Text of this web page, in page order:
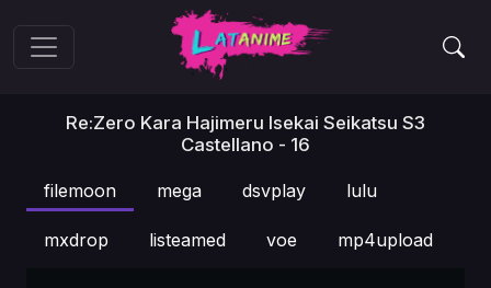
Re:Zero Kara Hajimeru Isekai Seikatsu S3
Castellano - 16
filemoon mega dsvplay lulu
mxdrop listeamed voe mp4upload